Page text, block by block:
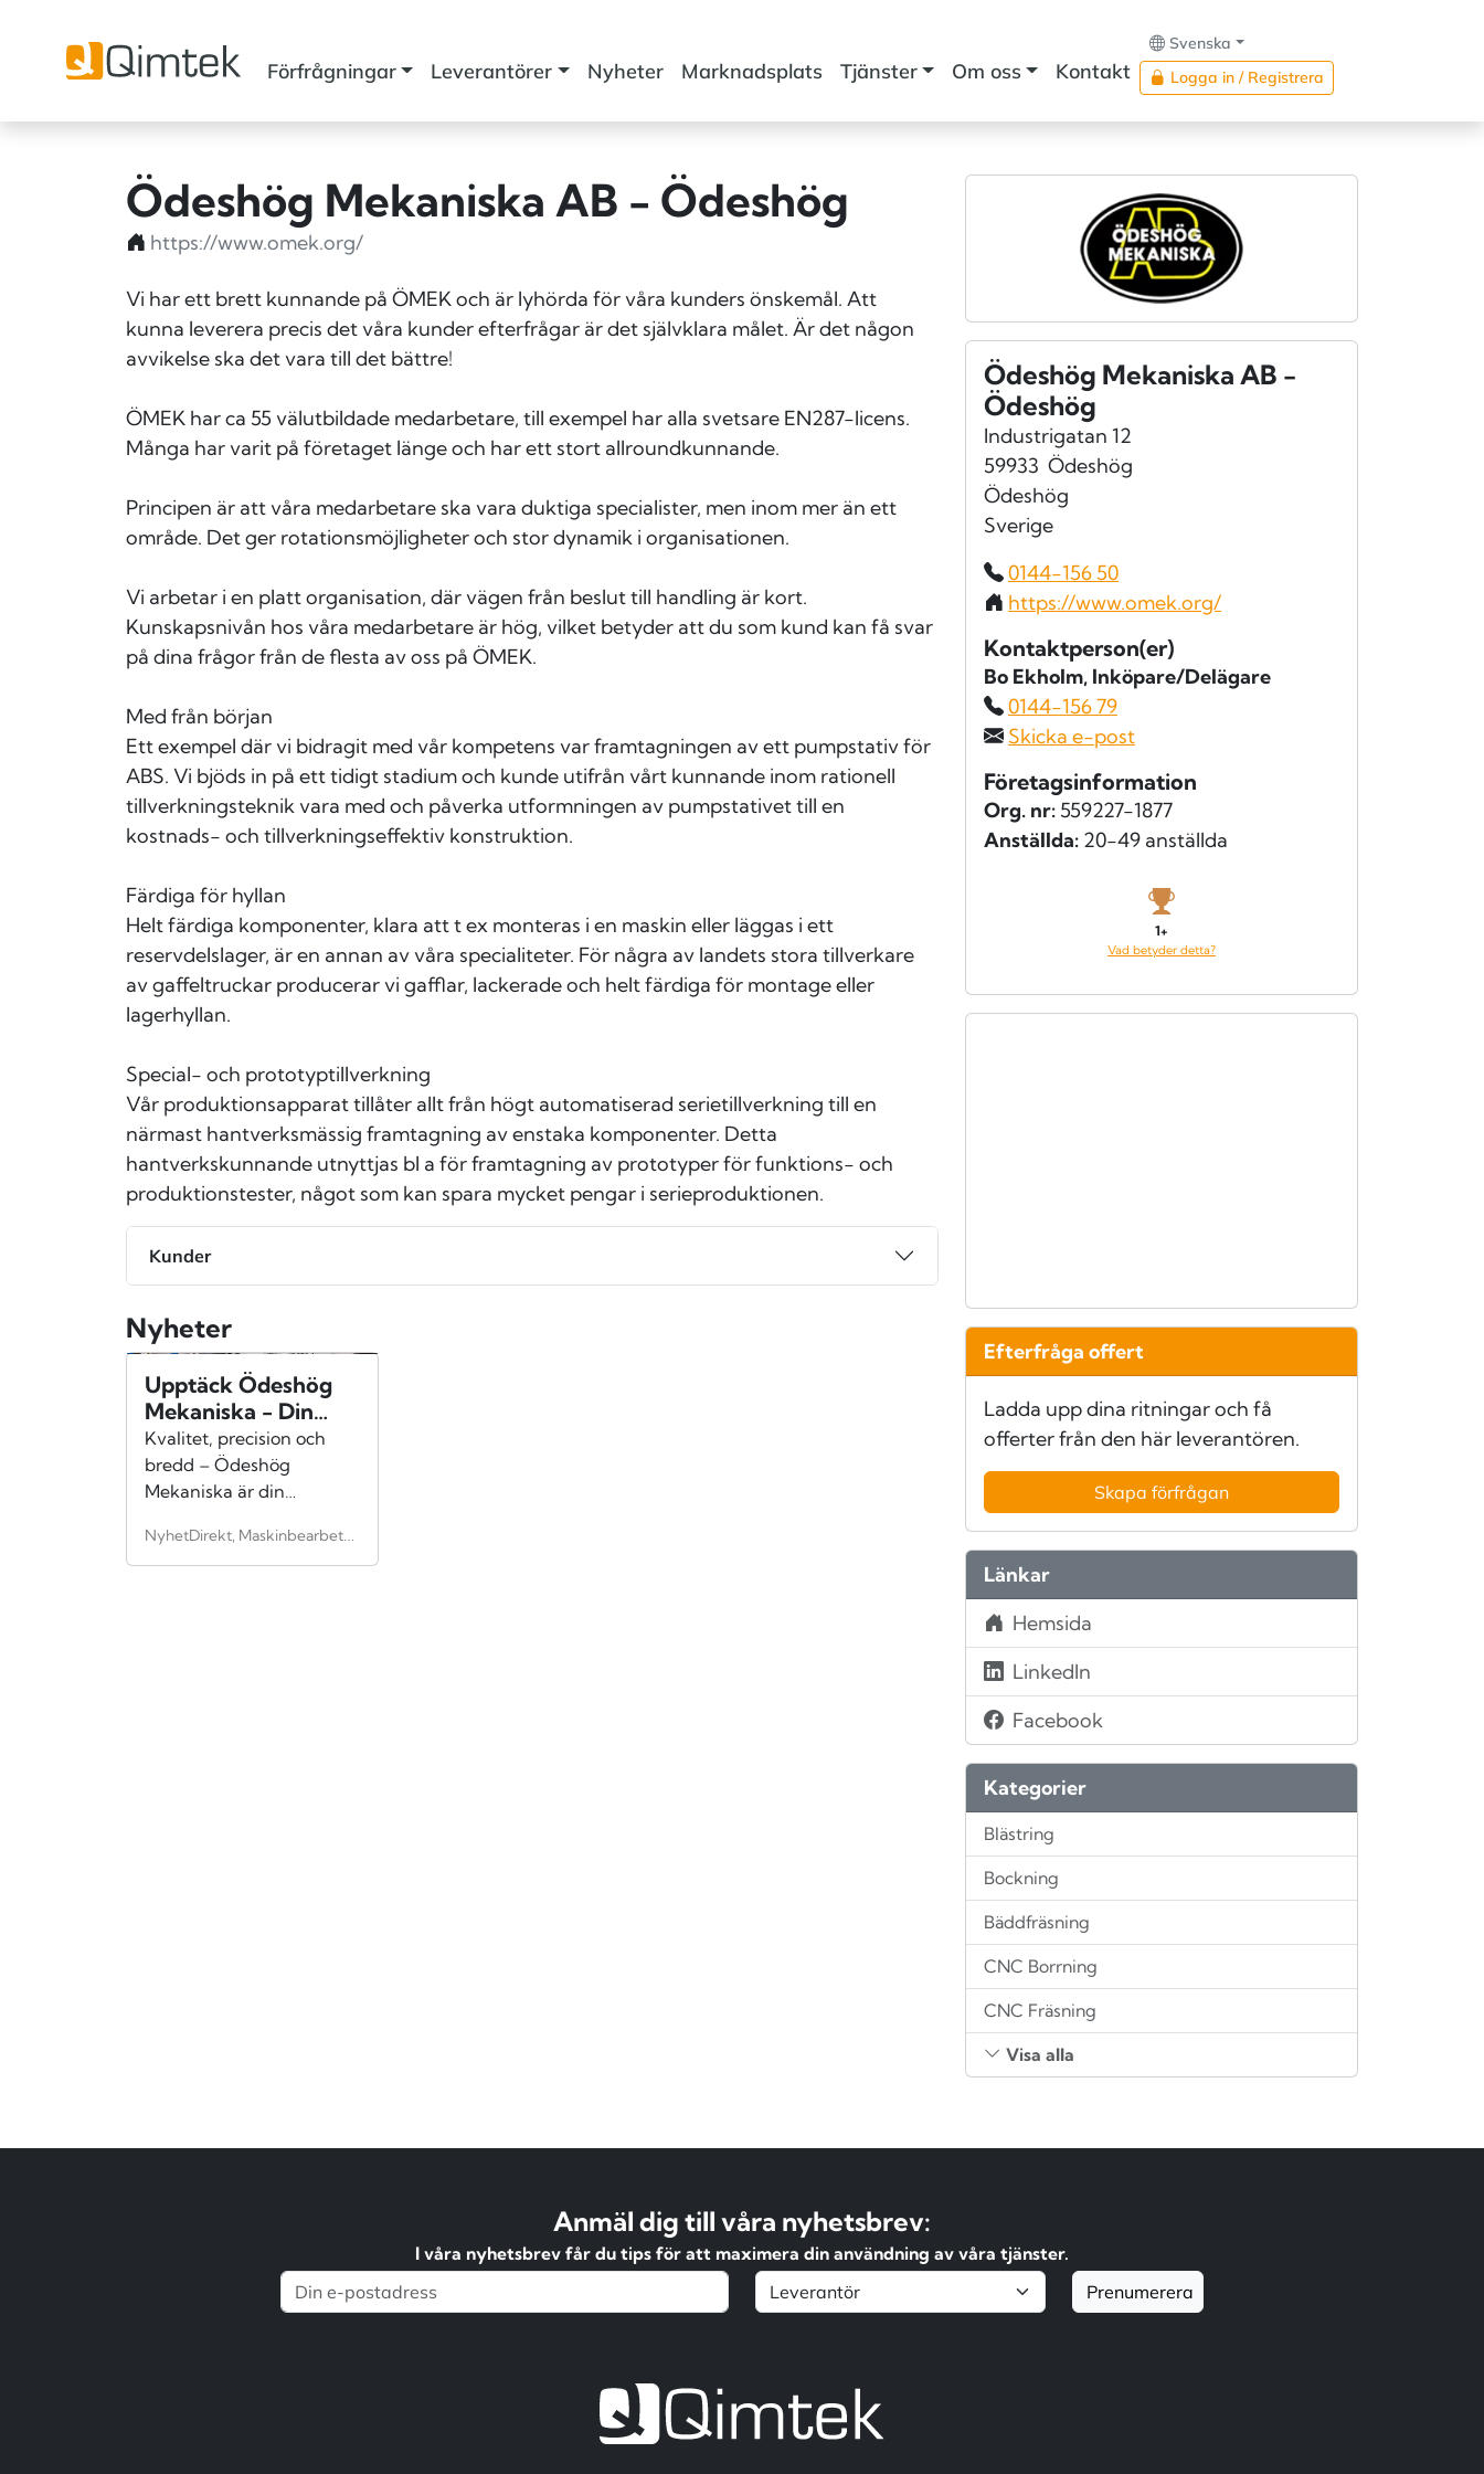
Förfrågningar Leverantörer Nyheter Marknadsplats Tjänster Om oss Kontakt
Svenska
Logga in / Registrera
Ödeshög Mekaniska AB - Ödeshög
https://www.omek.org/
Vi har ett brett kunnande på ÖMEK och är lyhörda för våra kunders önskemål. Att
kunna leverera precis det våra kunder efterfrågar är det självklara målet. Är det någon
avvikelse ska det vara till det bättre!
ÖMEK har ca 55 välutbildade medarbetare, till exempel har alla svetsare EN287-licens.
Många har varit på företaget länge och har ett stort allroundkunnande.
Principen är att våra medarbetare ska vara duktiga specialister, men inom mer än ett
område. Det ger rotationsmöjligheter och stor dynamik i organisationen.
Vi arbetar i en platt organisation, där vägen från beslut till handling är kort.
Kunskapsnivån hos våra medarbetare är hög, vilket betyder att du som kund kan få svar
på dina frågor från de flesta av oss på ÖMEK.
Med från början
Ett exempel där vi bidragit med vår kompetens var framtagningen av ett pumpstativ för
ABS. Vi bjöds in på ett tidigt stadium och kunde utifrån vårt kunnande inom rationell
tillverkningsteknik vara med och påverka utformningen av pumpstativet till en
kostnads- och tillverkningseffektiv konstruktion.
Färdiga för hyllan
Helt färdiga komponenter, klara att t ex monteras i en maskin eller läggas i ett
reservdelslager, är en annan av våra specialiteter. För några av landets stora tillverkare
av gaffeltruckar producerar vi gafflar, lackerade och helt färdiga för montage eller
lagerhyllan.
Special- och prototyptillverkning
Vår produktionsapparat tillåter allt från högt automatiserad serietillverkning till en
närmast hantverksmässig framtagning av enstaka komponenter. Detta
hantverkskunnande utnyttjas bl a för framtagning av prototyper för funktions- och
produktionstester, något som kan spara mycket pengar i serieproduktionen.
Kunder
Nyheter
Upptäck Ödeshög
Mekaniska - Din
Partner för
Framgång!
Kvalitet, precision och
bredd – Ödeshög
Mekaniska är din
metallindustrin.
NyhetDirekt, Maskinbearbetning, Svets, Kantpressning, Kapning, Ytbehandling, Blästring
Ödeshög Mekaniska AB -
Ödeshög
Industrigatan 12
59933 Ödeshög
Ödeshög
Sverige
0144-156 50
https://www.omek.org/
Kontaktperson(er)
Bo Ekholm, Inköpare/Delägare
0144-156 79
Skicka e-post
Företagsinformation
Org. nr: 559227-1877
Anställda: 20-49 anställda
1+
Vad betyder detta?
Efterfråga offert
Ladda upp dina ritningar och få
offerter från den här leverantören.
Skapa förfrågan
Länkar
Hemsida
LinkedIn
Facebook
Kategorier
Blästring
Bockning
Bäddfräsning
CNC Borrning
CNC Fräsning
Visa alla
Anmäl dig till våra nyhetsbrev:
I våra nyhetsbrev får du tips för att maximera din användning av våra tjänster.
Prenumerera